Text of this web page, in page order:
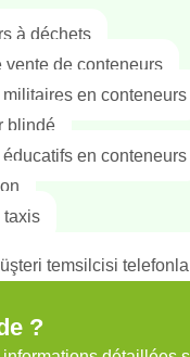
à déchets
vente de conteneurs
militaires en conteneurs
blindé
éducatifs en conteneurs
taxis
?